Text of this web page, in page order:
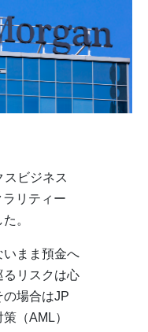
ビジネス
リティー
。
いまま預金へ
リスクは心
場合はJP
（AML）